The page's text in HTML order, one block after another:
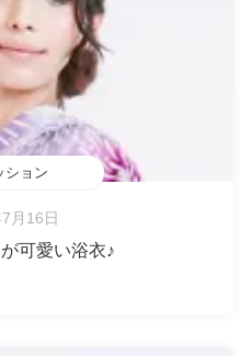
ション
月16日
可愛い浴衣♪